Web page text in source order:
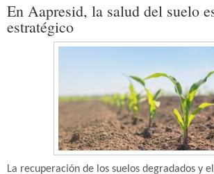
En Aapresid, la salud del suelo
estratégico
La recuperación de los suelos degradados y